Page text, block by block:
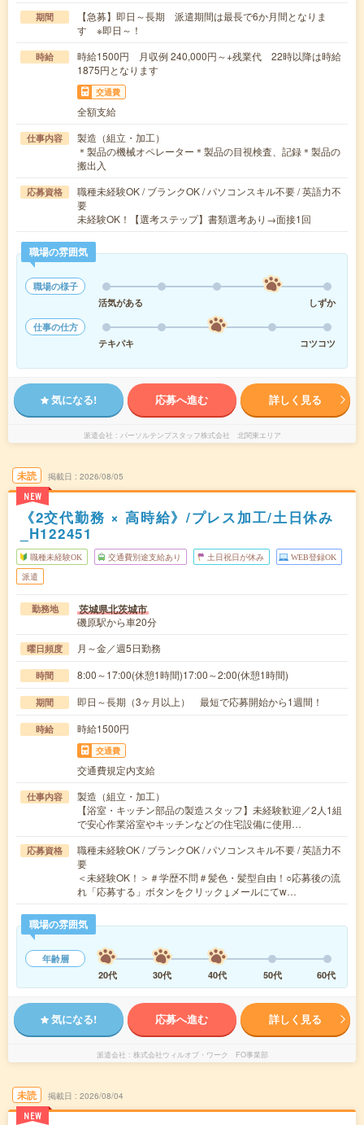
期間
【急募】即日～長期 派遣期間は最長で6か月間となりま
す ※即日～！
時給
時給1500円 月収例 240,000円～+残業代 22時以降は時給
1875円となります
交通費
全額支給
仕事内容
製造（組立・加工）
＊製品の機械オペレーター＊製品の目視検査、記録＊製品の
搬出入
応募資格
職種未経験OK / ブランクOK / パソコンスキル不要 / 英語力不
要
未経験OK！【選考ステップ】書類選考あり→面接1回
職場の雰囲気
職場の様子
活気がある
しずか
仕事の仕方
テキパキ
コツコツ
気になる! 応募へ進む 詳しく見る
派遣会社 パーソルテンプスタッフ株式会社 北関東エリア
未読
NEW
掲載日 2026/08/05
《2交代勤務 × 高時給》/プレス加工/土日休み
_H122451
職種未経験OK 交通費別途支給あり 土日祝日が休み WEB登録OK
派遣
勤務地 茨城県北茨城市
磯原駅から車20分
曜日頻度 月～金／週5日勤務
時間 8:00～17:00(休憩1時間)17:00～2:00(休憩1時間)
期間 即日～長期（3ヶ月以上） 最短で応募開始から1週間！
時給 時給1500円
交通費
交通費規定内支給
仕事内容
製造（組立・加工）
【浴室・キッチン部品の製造スタッフ】未経験歓迎／2人1組
で安心作業浴室やキッチンなどの住宅設備に使用…
応募資格
職種未経験OK / ブランクOK / パソコンスキル不要 / 英語力不
要
＜未経験OK！＞＃学歴不問＃髪色・髪型自由！○応募後の流
れ「応募する」ボタンをクリック↓メールにてw…
職場の雰囲気
年齢層
20代
30代 40代 50代 60代
気になる! 応募へ進む 詳しく見る
派遣会社 株式会社ウィルオブ・ワーク FO事業部
未読
NEW
掲載日 2026/08/04